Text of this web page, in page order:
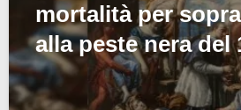
mortalità per
alla peste nera del